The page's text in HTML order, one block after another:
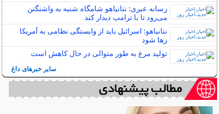
رسانه‌ عبری: نتانیاهو شامگاه شنبه به واشنگتن
می‌رود تا با ترامپ دیدار کند
نتانیاهو: اسرائیل باید از وابستگی نظامی به آمریکا
رها شود
تولید مرغ به طور متوالی در حال کاهش است
سایر خبرهای داغ